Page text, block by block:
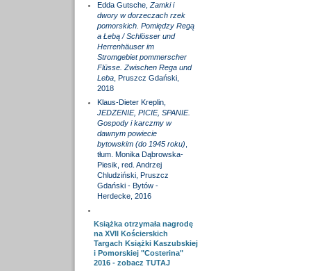
Edda Gutsche, Zamki i
dwory w dorzeczach rzek
pomorskich. Pomiędzy Regą
a Łebą / Schlösser und
Herrenhäuser im
Stromgebiet pommerscher
Flüsse. Zwischen Rega und
Leba, Pruszcz Gdański,
2018
Klaus-Dieter Kreplin,
JEDZENIE, PICIE, SPANIE.
Gospody i karczmy w
dawnym powiecie
bytowskim (do 1945 roku)
tłum. Monika Dąbrowska-
Piesik, red. Andrzej
Chludziński, Pruszcz
Gdański - Bytów -
Herdecke, 2016
Książka otrzymała nagrodę
na XVII Kościerskich
Targach Książki Kaszubskiej
i Pomorskiej "Costerina"
2016 - zobacz TUTAJ